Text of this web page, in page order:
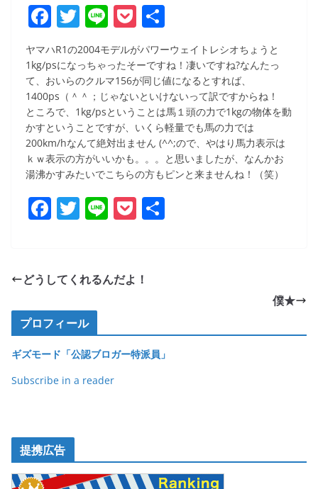
F
a
c
e
b
o
o
k
T
w
itt
er
Li
n
e
P
o
ck
et
有
ヤマハR1の2004モデルがパワーウェイトレシオちょうと
1kg/psになっちゃったそーですね！凄いですね?なんたっ
て、おいらのクルマ156が同じ値になるとすれば、
1400ps（＾＾；じゃないといけないって訳ですからね！
ところで、1kg/psということは馬１頭の力で1kgの物体を動
かすということですが、いくら軽量でも馬の力では
200km/hなんて絶対出ません (^^;ので、やはり馬力表示は
ｋｗ表示の方がいいかも。。。と思いましたが、なんかお
湯沸かすみたいでこちらの方もピンと来ませんね！（笑）
F
e
o
o
k
T
er
Li P
et
どうしてくれるんだよ！
僕★
プロフィール
ギズモード「公認ブロガー特派員」
Subscribe in a reader
提携広告